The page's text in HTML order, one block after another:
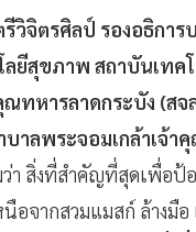
วิจิตรศิลป์ รองอธิการ
ยีสุขภาพ สถาบันเทค
ณทหารลาดกระบัง (สจ
บาลพระจอมเกล้าเจ้า
ว่า สิ่งที่สำคัญที่สุดเพื่อป้
อจากสวมแมสก์ ล้างมือ